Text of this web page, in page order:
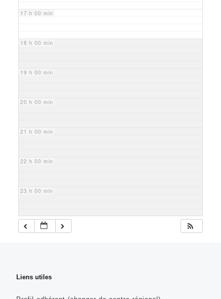
17 h 00 min
18 h 00 min
19 h 00 min
20 h 00 min
21 h 00 min
22 h 00 min
23 h 00 min
Liens utiles